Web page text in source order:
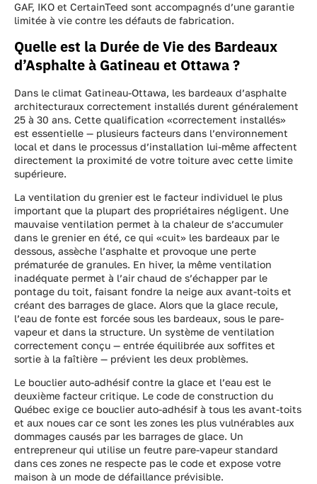
GAF, IKO et CertainTeed sont accompagnés d’une garantie
limitée à vie contre les défauts de fabrication.
Quelle est la Durée de Vie des Bardeaux
d’Asphalte à Gatineau et Ottawa ?
Dans le climat Gatineau-Ottawa, les bardeaux d’asphalte
architecturaux correctement installés durent généralement
25 à 30 ans. Cette qualification «correctement installés»
est essentielle — plusieurs facteurs dans l’environnement
local et dans le processus d’installation lui-même affectent
directement la proximité de votre toiture avec cette limite
supérieure.
La ventilation du grenier est le facteur individuel le plus
important que la plupart des propriétaires négligent. Une
mauvaise ventilation permet à la chaleur de s’accumuler
dans le grenier en été, ce qui «cuit» les bardeaux par le
dessous, assèche l’asphalte et provoque une perte
prématurée de granules. En hiver, la même ventilation
inadéquate permet à l’air chaud de s’échapper par le
pontage du toit, faisant fondre la neige aux avant-toits et
créant des barrages de glace. Alors que la glace recule,
l’eau de fonte est forcée sous les bardeaux, sous le pare-
vapeur et dans la structure. Un système de ventilation
correctement conçu — entrée équilibrée aux soffites et
sortie à la faîtière — prévient les deux problèmes.
Le bouclier auto-adhésif contre la glace et l’eau est le
deuxième facteur critique. Le code de construction du
Québec exige ce bouclier auto-adhésif à tous les avant-toits
et aux noues car ce sont les zones les plus vulnérables aux
dommages causés par les barrages de glace. Un
entrepreneur qui utilise un feutre pare-vapeur standard
dans ces zones ne respecte pas le code et expose votre
maison à un mode de défaillance prévisible.